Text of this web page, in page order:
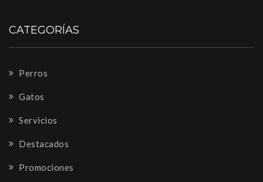
CATEGORÍAS
Perros
Gatos
Servicios
Destacados
Promociones